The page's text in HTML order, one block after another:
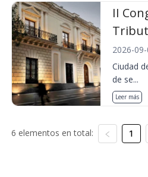
II
2026-
Ciudad
de se...
Leer más
6 elementos en total: 1